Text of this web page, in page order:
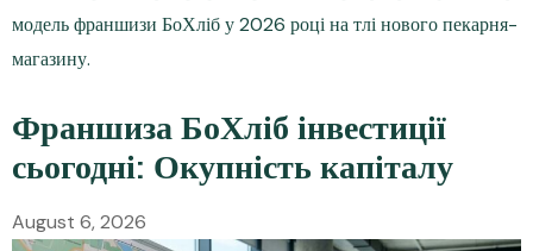
Франшиза БоХліб інвестиції
сьогодні: Окупність капіталу
August 6, 2026